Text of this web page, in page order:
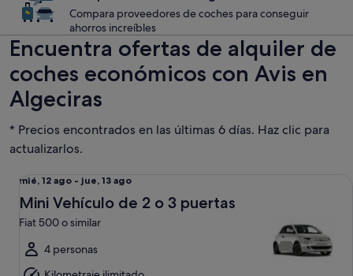
Compara proveedores de coches para conseguir
ahorros increíbles
Encuentra ofertas de alquiler de
coches económicos con Avis en
Algeciras
* Precios encontrados en las últimas 6 días. Haz clic para
actualizarlos.
Del
mié,
12
ago
al
jue,
mié, 12 ago - jue, 13 ago
Mini Vehículo de 2 o 3 puertas
Fiat 500 o similar
4 personas